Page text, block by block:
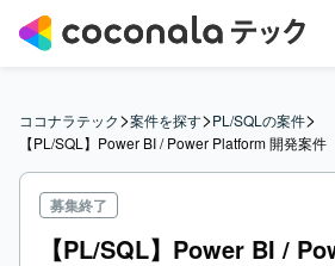
ココナラテック>案件を探す>PL/SQLの案件>
【PL/SQL】Power BI / Power Platform 開発案件
募集終了
【PL/SQL】Power BI /